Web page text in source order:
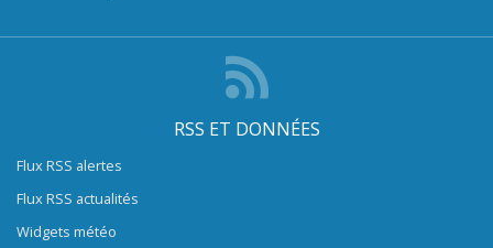
RSS ET DONNÉES
Flux RSS alertes
Flux RSS actualités
Widgets météo